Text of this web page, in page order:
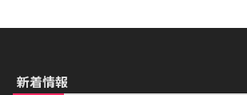
新着情報